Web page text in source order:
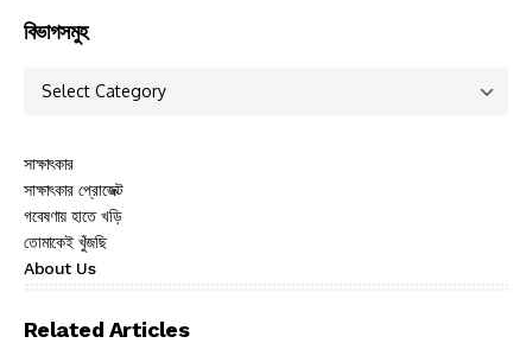
বিভাগসমুহ
সাক্ষাৎকার
সাক্ষাৎকার প্রোজেক্ট
গবেষণায় হাতে খড়ি
তোমাকেই খুঁজছি
About Us
Related Articles